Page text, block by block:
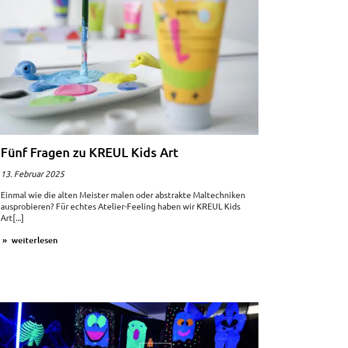
Fünf Fragen zu KREUL Kids Art
13. Februar 2025
Einmal wie die alten Meister malen oder abstrakte Maltechniken
ausprobieren? Für echtes Atelier-Feeling haben wir KREUL Kids
Art[...]
weiterlesen